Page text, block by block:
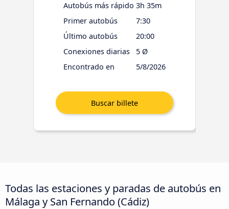
Autobús más rápido 3h 35m
Primer autobús
7:30
Último autobús
20:00
Conexiones diarias
5 Ø
Encontrado en
5/8/2026
Todas las estaciones y paradas de autobús en
Málaga y San Fernando (Cádiz)